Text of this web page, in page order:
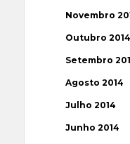
Novembro
Outubro 2014
Setembro
Agosto 2014
Julho 2014
Junho 2014